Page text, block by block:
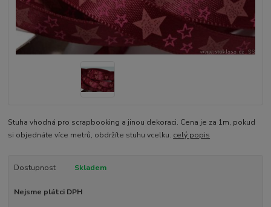
Stuha vhodná pro scrapbooking a jinou dekoraci. Cena je za 1m, pokud
si objednáte více metrů, obdržíte stuhu vcelku. celý popis
Dostupnost Skladem
Nejsme plátci DPH